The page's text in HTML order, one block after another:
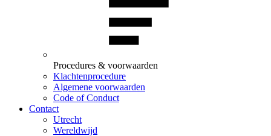
Procedures & voorwaarden
Klachtenprocedure
Algemene voorwaarden
Code of Conduct
Contact
Utrecht
Wereldwijd